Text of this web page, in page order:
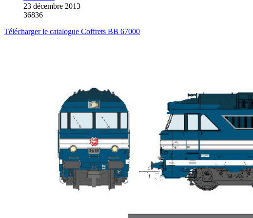
23 décembre 2013
36836
Télécharger le catalogue Coffrets BB 67000